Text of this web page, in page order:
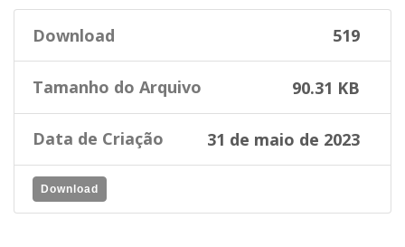
Download 519
Tamanho do Arquivo 90.31 KB
Data de Criação 31 de maio de 2023
Download